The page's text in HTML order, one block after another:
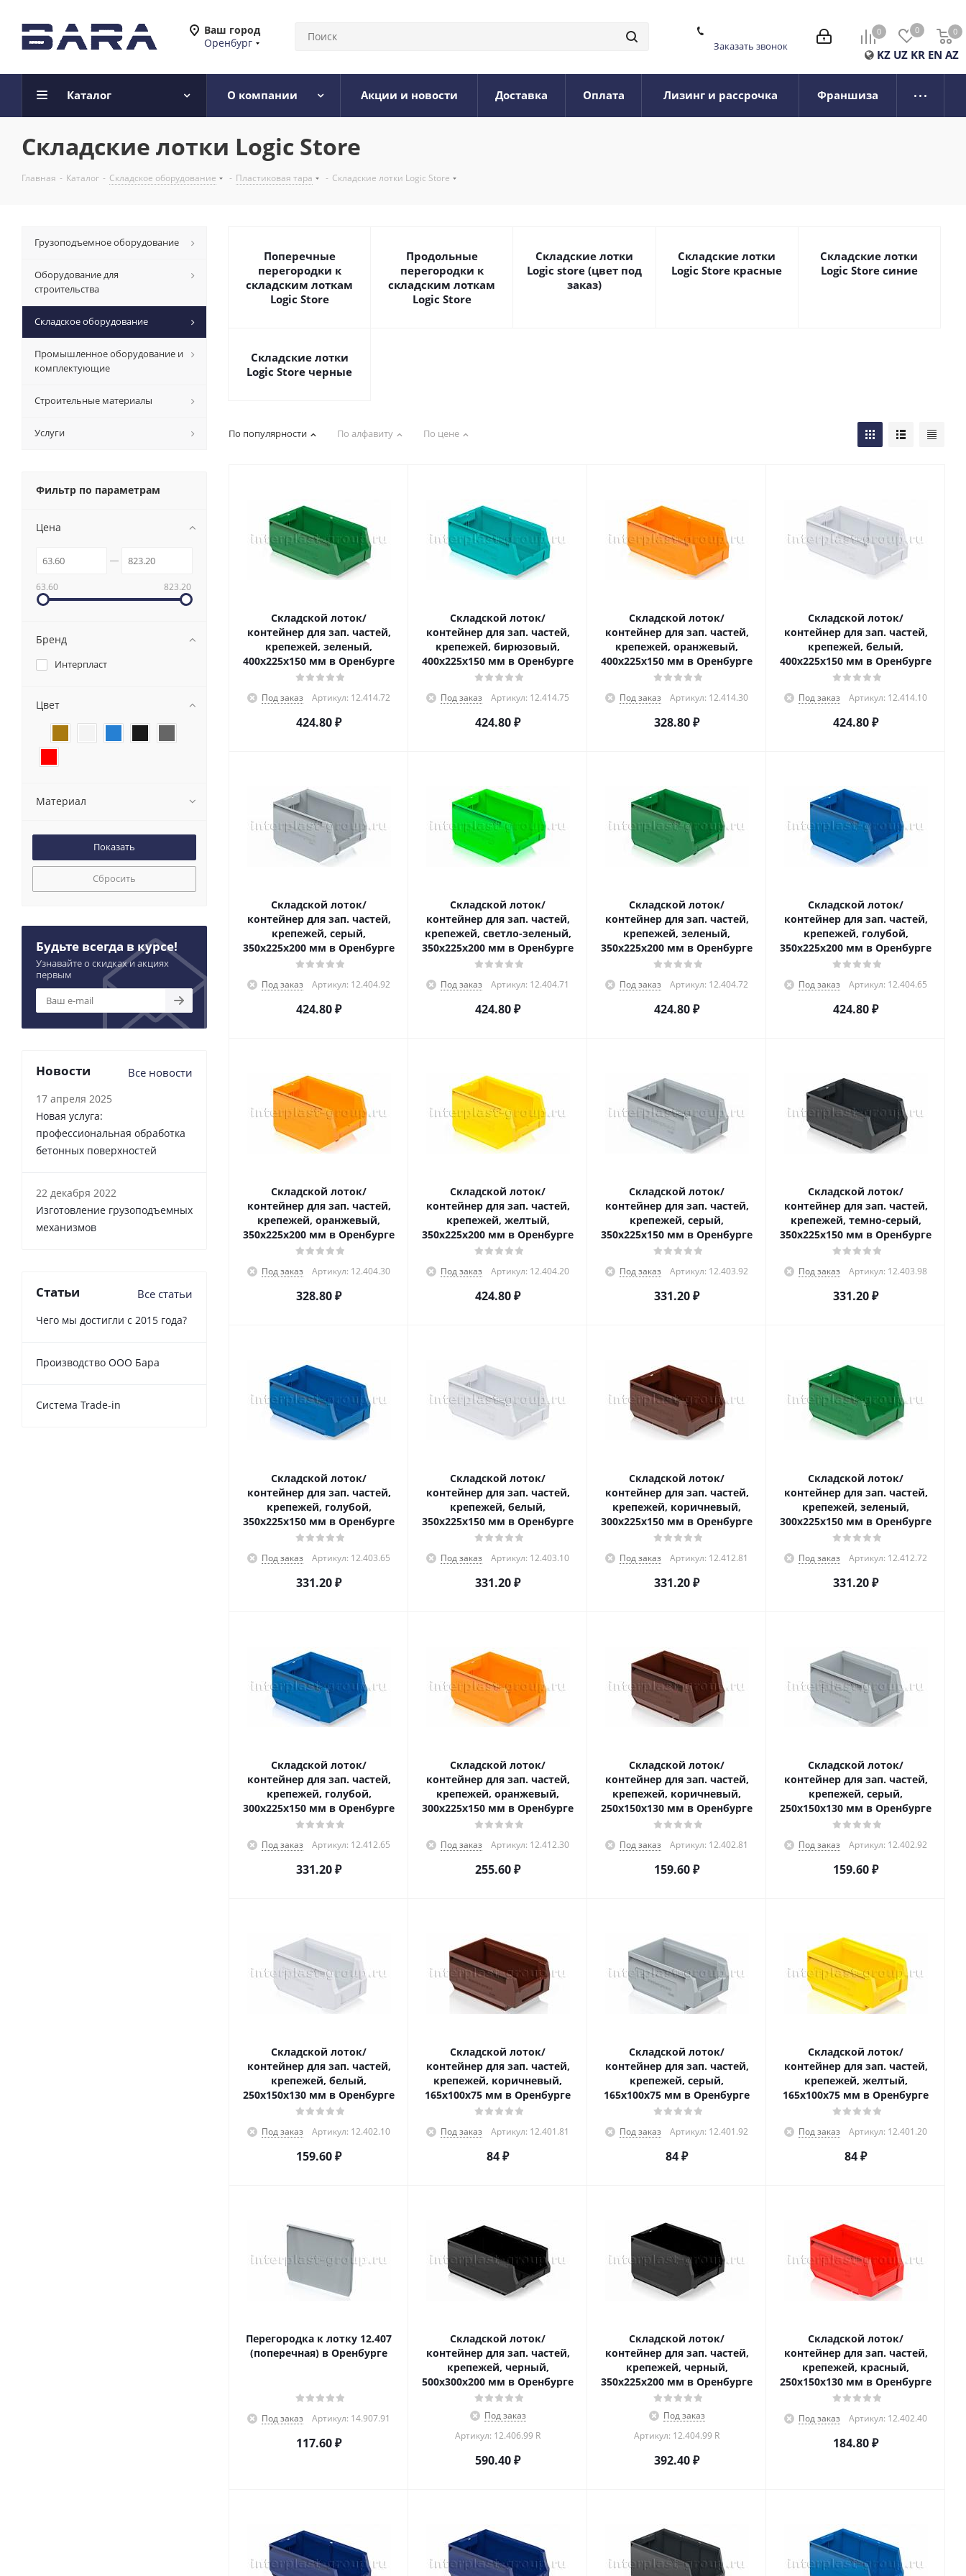
Ваш город
Оренбург
0 0 0
0
KZ UZ KR EN AZ
Заказать звонок
Каталог О компании Акции и новости Доставка Оплата Лизинг и рассрочка Франшиза
Складские лотки Logic Store
Главная - Каталог - Складское оборудование - Пластиковая тара - Складские лотки Logic Store
Поперечные
перегородки к
складским лоткам
Logic Store
Продольные
перегородки к
складским лоткам
Logic Store
Складские лотки
Logic store (цвет под
заказ)
Складские лотки
Logic Store красные
Складские лотки
Logic Store синие
Складские лотки
Logic Store черные
По популярности По алфавиту По цене
Складской лоток/
контейнер для зап. частей,
крепежей, зеленый,
400x225x150 мм в Оренбурге
Под заказ Артикул: 12.414.72
424.80₽
Складской лоток/
контейнер для зап. частей,
крепежей, бирюзовый,
400x225x150 мм в Оренбурге
Под заказ Артикул: 12.414.75
424.80₽
Складской лоток/
контейнер для зап. частей,
крепежей, оранжевый,
400x225x150 мм в Оренбурге
Под заказ Артикул: 12.414.30
328.80₽
Складской лоток/
контейнер для зап. частей,
крепежей, белый,
400x225x150 мм в Оренбурге
Под заказ Артикул: 12.414.10
424.80₽
Складской лоток/
контейнер для зап. частей,
крепежей, серый,
350x225x200 мм в Оренбурге
Под заказ Артикул: 12.404.92
424.80₽
Складской лоток/
контейнер для зап. частей,
крепежей, светло-зеленый,
350x225x200 мм в Оренбурге
Под заказ Артикул: 12.404.71
424.80₽
Складской лоток/
контейнер для зап. частей,
крепежей, зеленый,
350x225x200 мм в Оренбурге
Под заказ Артикул: 12.404.72
424.80₽
Складской лоток/
контейнер для зап. частей,
крепежей, голубой,
350x225x200 мм в Оренбурге
Под заказ Артикул: 12.404.65
424.80₽
Складской лоток/
контейнер для зап. частей,
крепежей, оранжевый,
350x225x200 мм в Оренбурге
Под заказ Артикул: 12.404.30
328.80₽
Складской лоток/
контейнер для зап. частей,
крепежей, желтый,
350x225x200 мм в Оренбурге
Под заказ Артикул: 12.404.20
424.80₽
Складской лоток/
контейнер для зап. частей,
крепежей, серый,
350x225x150 мм в Оренбурге
Под заказ Артикул: 12.403.92
331.20₽
Складской лоток/
контейнер для зап. частей,
крепежей, темно-серый,
350x225x150 мм в Оренбурге
Под заказ Артикул: 12.403.98
331.20₽
Складской лоток/
контейнер для зап. частей,
крепежей, голубой,
350x225x150 мм в Оренбурге
Под заказ Артикул: 12.403.65
331.20₽
Складской лоток/
контейнер для зап. частей,
крепежей, белый,
350x225x150 мм в Оренбурге
Под заказ Артикул: 12.403.10
331.20₽
Складской лоток/
контейнер для зап. частей,
крепежей, коричневый,
300x225x150 мм в Оренбурге
Под заказ Артикул: 12.412.81
331.20₽
Складской лоток/
контейнер для зап. частей,
крепежей, зеленый,
300x225x150 мм в Оренбурге
Под заказ Артикул: 12.412.72
331.20₽
Складской лоток/
контейнер для зап. частей,
крепежей, голубой,
300x225x150 мм в Оренбурге
Под заказ Артикул: 12.412.65
331.20₽
Складской лоток/
контейнер для зап. частей,
крепежей, оранжевый,
300x225x150 мм в Оренбурге
Под заказ Артикул: 12.412.30
255.60₽
Складской лоток/
контейнер для зап. частей,
крепежей, коричневый,
250x150x130 мм в Оренбурге
Под заказ Артикул: 12.402.81
159.60₽
Складской лоток/
контейнер для зап. частей,
крепежей, серый,
250x150x130 мм в Оренбурге
Под заказ Артикул: 12.402.92
159.60₽
Складской лоток/
контейнер для зап. частей,
крепежей, белый,
250x150x130 мм в Оренбурге
Под заказ Артикул: 12.402.10
159.60₽
Складской лоток/
контейнер для зап. частей,
крепежей, коричневый,
165x100x75 мм в Оренбурге
Под заказ Артикул: 12.401.81
84₽
Складской лоток/
контейнер для зап. частей,
крепежей, серый,
165x100x75 мм в Оренбурге
Под заказ Артикул: 12.401.92
84₽
Складской лоток/
контейнер для зап. частей,
крепежей, желтый,
165x100x75 мм в Оренбурге
Под заказ Артикул: 12.401.20
84₽
Перегородка к лотку 12.407
(поперечная) в Оренбурге
Под заказ Артикул: 14.907.91
117.60₽
Складской лоток/
контейнер для зап. частей,
крепежей, черный,
500x300x200 мм в Оренбурге
Под заказ
Артикул: 12.406.99 R
590.40₽
Складской лоток/
контейнер для зап. частей,
крепежей, черный,
350x225x200 мм в Оренбурге
Под заказ
Артикул: 12.404.99 R
392.40₽
Складской лоток/
контейнер для зап. частей,
крепежей, красный,
250x150x130 мм в Оренбурге
Под заказ Артикул: 12.402.40
184.80₽
Грузоподъемное оборудование
Оборудование для
строительства
Складское оборудование
Промышленное оборудование и
комплектующие
Строительные материалы
Услуги
Фильтр по параметрам
Цена
63.60 823.20
Бренд
Интерпласт
Цвет
Материал
Сбросить
Будьте всегда в курсе!
Узнавайте о скидках и акциях
первым
Новости Все новости
17 апреля 2025
Новая услуга:
профессиональная обработка
бетонных поверхностей
22 декабря 2022
Изготовление грузоподъемных
механизмов
Статьи Все статьи
Чего мы достигли с 2015 года?
Производство ООО Бара
Cистема Trade-in